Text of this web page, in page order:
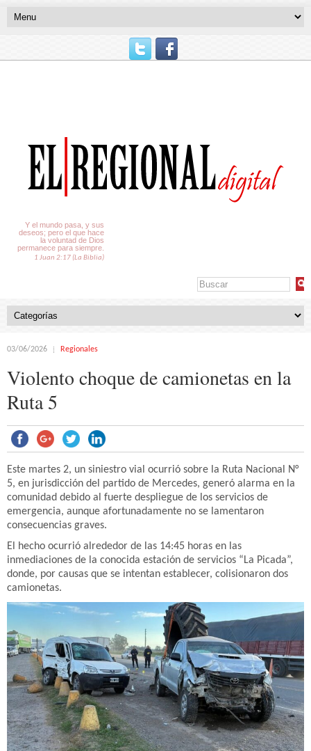
Y el mundo pasa, y sus
deseos; pero el que hace
la voluntad de Dios
permanece para siempre.
1 Juan 2:17 (La Biblia)
03/06/2026 Regionales
Violento choque de camionetas en la
Ruta 5
Este martes 2, un siniestro vial ocurrió sobre la Ruta Nacional N°
5, en jurisdicción del partido de Mercedes, generó alarma en la
comunidad debido al fuerte despliegue de los servicios de
emergencia, aunque afortunadamente no se lamentaron
consecuencias graves.
El hecho ocurrió alrededor de las 14:45 horas en las
inmediaciones de la conocida estación de servicios “La Picada”,
donde, por causas que se intentan establecer, colisionaron dos
camionetas.